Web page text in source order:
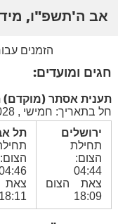
אב ה'תשפ"ו,
הזמנים
חגים ומועדים:
תענית אסתר
חל בתאריך: חמישי , 09/03/2028, י"א באדר ה'תשפ"ח
ירושלים
תחילת
הצום:
04:44
צאת הצום
18:09
תל
הצום:
צאת
18:11